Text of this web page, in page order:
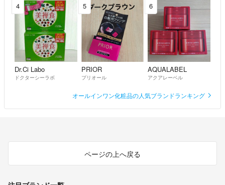
4
Dr.Ci Labo
ドクターシーラボ
5
PRIOR
プリオール
6
AQUALABEL
アクアレーベル
オールインワン化粧品の人気ブランドランキング
ページの上へ戻る